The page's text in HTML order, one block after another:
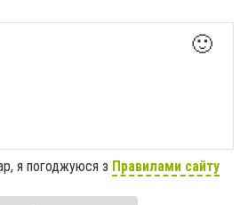
🙂
я погоджуюся з Правилами сайту